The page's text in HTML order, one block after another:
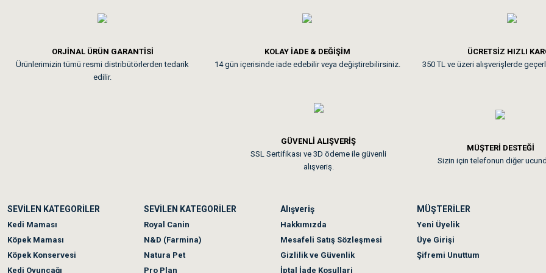
Kedilerim beğeniyorlar. Memnunuz. Uygun fiyatta olması iyi.
Akşam verdiğim sipariş bir sonraki gün elime ulaştı. Jack russell köpeğim severek yedi. Tüy
ORJİNAL ÜRÜN GARANTİSİ
Ürünlerimizin tümü resmi distribütörlerden tedarik
edilir.
KOLAY İADE & DEĞİŞİM
14 gün içerisinde iade edebilir veya değiştirebilirsiniz.
ÜCRETSİZ HIZLI
350 TL ve üzeri alışverişlerde
GÜVENLİ ALIŞVERİŞ
SSL Sertifikası ve 3D ödeme ile güvenli
alışveriş.
MÜŞTERİ DESTEĞİ
Sizin için telefonun diğer
SEVİLEN KATEGORİLER
Kedi Maması
Köpek Maması
Köpek Konservesi
Kedi Oyuncağı
SEVİLEN KATEGORİLER
Royal Canin
N&D (Farmina)
Natura Pet
Pro Plan
Alışveriş
Hakkımızda
Mesafeli Satış Sözleşmesi
Gizlilik ve Güvenlik
İptal İade Koşullari
MÜŞTERİLER
Yeni Üyelik
Üye Girişi
Şifremi Unuttum